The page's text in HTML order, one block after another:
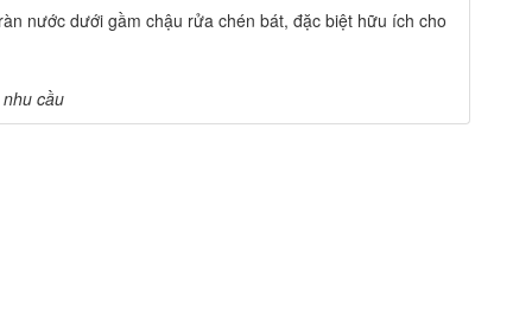
nước dưới gầm chậu rửa chén bát, đặc biệt hữu ích cho
cầu